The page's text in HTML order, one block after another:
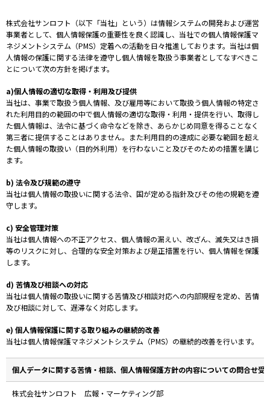
株式会社サンロフト（以下「当社」という）は情報システムの開発および運営
事業者として、個人情報保護の重要性を良く認識し、当社での個人情報保護マ
ネジメントシステム（PMS）定着への活動を日々推進しております。当社は個
人情報の保護に関する法律を遵守し個人情報を取扱う事業者としてなすべきこ
とについて次の方針を掲げます。
a)個人情報の適切な取得・利用及び提供
当社は、事業で取扱う個人情報、及び雇用等において取扱う個人情報の特定さ
れた利用目的の範囲の中で個人情報の適切な取得・利用・提供を行い、取得し
た個人情報は、法令に基づく命令などを除き、あらかじめ同意を得ることなく
第三者に提供することはありません。また利用目的の達成に必要な範囲を超え
た個人情報の取扱い（目的外利用）を行わないこと及びそのための措置を講じ
ます。
b) 法令及び規範の遵守
当社は個人情報の取扱いに関する法令、国が定める指針及びその他の規範を遵
守します。
c) 安全管理対策
当社は個人情報への不正アクセス、個人情報の漏えい、改ざん、滅失又はき損
等のリスクに対し、合理的な安全対策および是正措置を行い、個人情報を保護
します。
d) 苦情及び相談への対応
当社は個人情報の取扱いに関する苦情及び相談対応への内部規程を定め、苦情
及び相談に対して、遅滞なく対応します。
e) 個人情報保護に関する取り組みの継続的改善
当社は個人情報保護マネジメントシステム（PMS）の継続的改善を行います。
個人データに関する苦情・相談、個人情報保護方針の内容についての問合せ受
株式会社サンロフト 広報・マーケティング部